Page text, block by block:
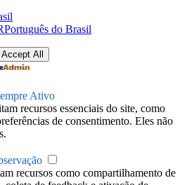
Português do Brasil
Accept All
Ativo
recursos essenciais do site, como
de consentimento. Eles não
recursos como compartilhamento de